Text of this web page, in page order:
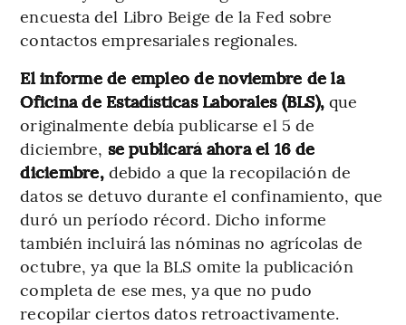
encuesta del Libro Beige de la Fed sobre
contactos empresariales regionales.
El informe de empleo de noviembre de la
Oficina de Estadísticas Laborales (BLS),que
originalmente debía publicarse el 5 de
diciembre, se publicará ahora el 16 de
diciembre,debido a que la recopilación de
datos se detuvo durante el confinamiento, que
duró un período récord. Dicho informe
también incluirá las nóminas no agrícolas de
octubre, ya que la BLS omite la publicación
completa de ese mes, ya que no pudo
recopilar ciertos datos retroactivamente.